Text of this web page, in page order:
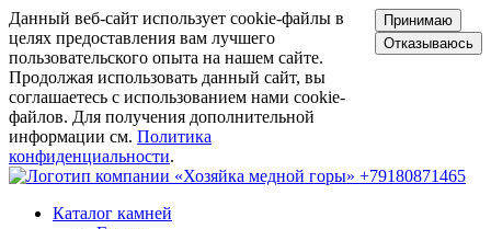
Данный веб-сайт использует cookie-файлы в
целях предоставления вам лучшего
пользовательского опыта на нашем сайте.
Продолжая использовать данный сайт, вы
соглашаетесь с использованием нами cookie-
файлов. Для получения дополнительной
информации см. Политика
конфиденциальности.
Принимаю
Отказываюсь
+79180871465
Каталог камней